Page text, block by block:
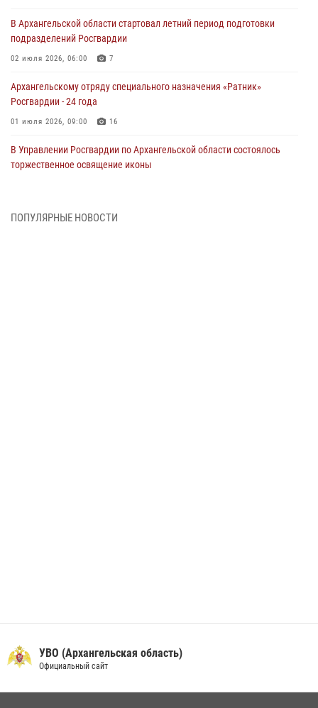
В Архангельской области стартовал летний период подготовки
подразделений Росгвардии
02 июля 2026, 06:00 7
Архангельскому отряду специального назначения «Ратник»
Росгвардии - 24 года
01 июля 2026, 09:00 16
В Управлении Росгвардии по Архангельской области состоялось
торжественное освящение иконы
Военнослужащие по призыву из Архангельской области приняли
ПОПУЛЯРНЫЕ НОВОСТИ
УВО (Архангельская область)
Официальный сайт